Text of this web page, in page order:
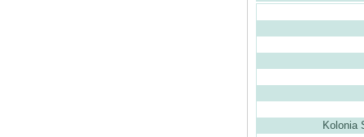
Kolonia